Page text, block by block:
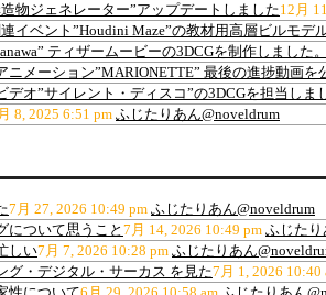
物ジェネレーター”アップデートしました12月
イベント”Houdini Maze”の教材用高層ビルモデ
ティザームービーの3DCGを制作しました。
ニメーション”MARIONETTE” 最後の進捗動画を
デオ”サイレント・ディスコ”の3DCGを担当しま
8, 2025 6:51 pmふじたりあん@noveldrum
7月 27, 2026 10:49 pm ふじたりあん@noveldrum
について思うこと 7月 14, 2026 10:49 pm ふじたり
しい7月 7, 2026 10:28 pm ふじたりあん
グ・デジタル・サーカス を見た7月 1, 2026 10:40